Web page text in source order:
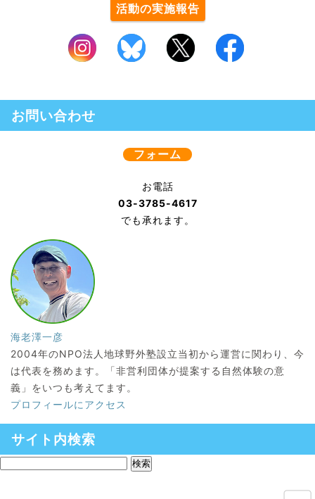
活動の実施報告
お問い合わせ
フォーム
お電話
03-3785-4617
でも承れます。
海老澤一彦
2004年のNPO法人地球野外塾設立当初から運営に関わり、今
は代表を務めます。「非営利団体が提案する自然体験の意
義」をいつも考えてます。
プロフィールにアクセス
サイト内検索